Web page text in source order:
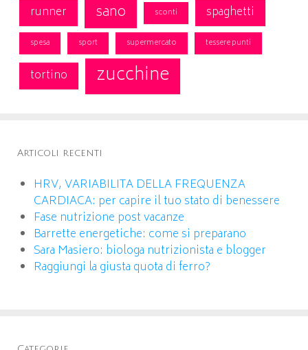
runner sano sconti spaghetti
spesa sport supermercato tessere punti
tortino zucchine
Articoli recenti
HRV, VARIABILITA DELLA FREQUENZA
CARDIACA: per capire il tuo stato di benessere
Fase nutrizione post vacanze
Barrette energetiche: come si preparano
Sara Masiero: biologa nutrizionista e blogger
Raggiungi la giusta quota di ferro?